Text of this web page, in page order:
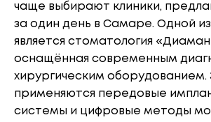
чаще выбирают клиники,
за один день в Самаре. Одной из
является стоматология
оснащённая современным
хирургическим оборудованием.
применяются передовые
системы и цифровые методы